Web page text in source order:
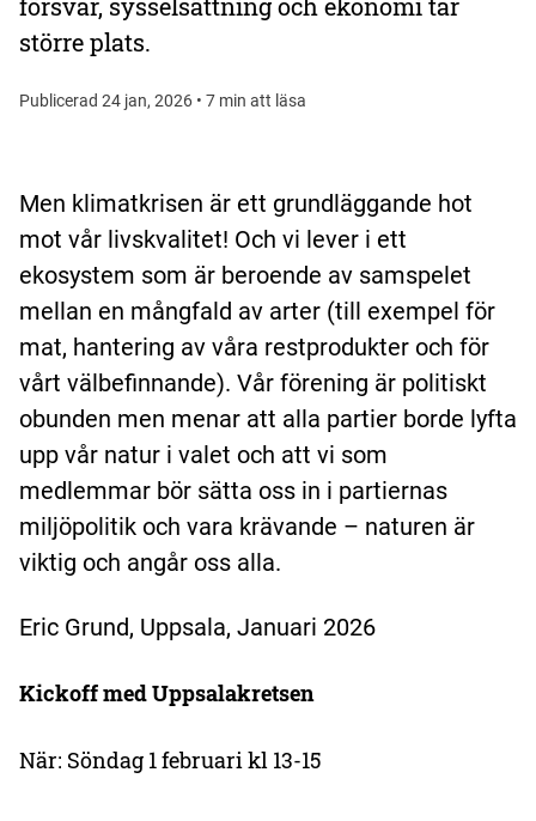
större plats.
Publicerad 24 jan, 2026 • 7 min att läsa
Men klimatkrisen är ett grundläggande hot
mot vår livskvalitet! Och vi lever i ett
ekosystem som är beroende av samspelet
mellan en mångfald av arter (till exempel för
mat, hantering av våra restprodukter och för
vårt välbefinnande). Vår förening är politiskt
obunden men menar att alla partier borde lyfta
upp vår natur i valet och att vi som
medlemmar bör sätta oss in i partiernas
miljöpolitik och vara krävande – naturen är
viktig och angår oss alla.
Eric Grund, Uppsala, Januari 2026
Kickoff med Uppsalakretsen
När: Söndag 1 februari kl 13-15